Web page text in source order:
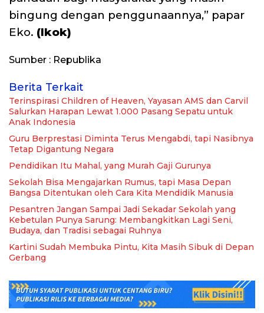
bingung dengan penggunaannya,” papar
Eko. (Ikok)
Sumber : Republika
Berita Terkait
Terinspirasi Children of Heaven, Yayasan AMS dan Carvil
Salurkan Harapan Lewat 1.000 Pasang Sepatu untuk
Anak Indonesia
Guru Berprestasi Diminta Terus Mengabdi, tapi Nasibnya
Tetap Digantung Negara
Pendidikan Itu Mahal, yang Murah Gaji Gurunya
Sekolah Bisa Mengajarkan Rumus, tapi Masa Depan
Bangsa Ditentukan oleh Cara Kita Mendidik Manusia
Pesantren Jangan Sampai Jadi Sekadar Sekolah yang
Kebetulan Punya Sarung: Membangkitkan Lagi Seni,
Budaya, dan Tradisi sebagai Ruhnya
Kartini Sudah Membuka Pintu, Kita Masih Sibuk di Depan
Gerbang